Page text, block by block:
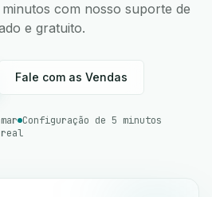
com nosso suporte de
e gratuito.
Fale com as Vendas
Configuração de 5 minutos
real